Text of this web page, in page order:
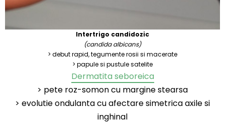
Intertrigo candidozic
(candida albicans)
> debut rapid, tegumente rosii si macerate
> papule si pustule satelite
Dermatita seboreica
> pete roz-somon cu margine stearsa
> evolutie ondulanta cu afectare simetrica axile si
inghinal